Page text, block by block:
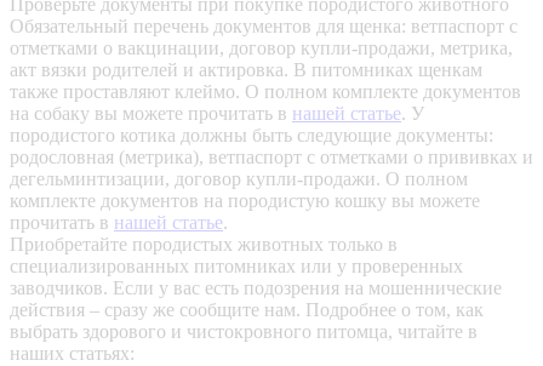
Проверьте документы при покупке породистого животного
Обязательный перечень документов для щенка: ветпаспорт с
отметками о вакцинации, договор купли-продажи, метрика,
акт вязки родителей и актировка. В питомниках щенкам
также проставляют клеймо. О полном комплекте документов
на собаку вы можете прочитать в нашей статье. У
породистого котика должны быть следующие документы:
родословная (метрика), ветпаспорт с отметками о прививках и
дегельминтизации, договор купли-продажи. О полном
комплекте документов на породистую кошку вы можете
прочитать в нашей статье.
Приобретайте породистых животных только в
специализированных питомниках или у проверенных
заводчиков. Если у вас есть подозрения на мошеннические
действия – сразу же сообщите нам. Подробнее о том, как
выбрать здорового и чистокровного питомца, читайте в
наших статьях: